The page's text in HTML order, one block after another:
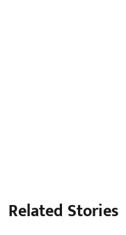
Related Stories